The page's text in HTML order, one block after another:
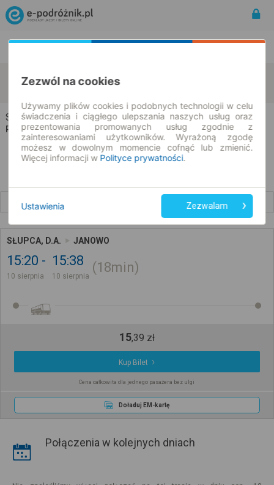
Słupca
Janowo
Słupca → Janowo
Rozkład jazdy i bilety
SŁUPCA, D.A. JANOWO
15:20
10 sierpnia
15:38
10 sierpnia
18min
15,39 zł
Kup Bilet
Cena całkowita dla jednego pasażera bez ulgi
Doładuj EM-kartę
Połączenia w kolejnych dniach
Zezwól na cookies
Używamy plików cookies i podobnych technologii w celu
świadczenia i ciągłego ulepszania naszych usług oraz
prezentowania promowanych usług zgodnie z
zainteresowaniami użytkowników. Wyrażoną zgodę
możesz w dowolnym momencie cofnąć lub zmienić.
Więcej informacji w Polityce prywatności.
Ustawienia Zezwalam